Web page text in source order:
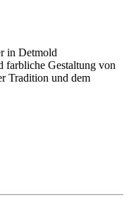
in Detmold
farbliche Gestaltung von
Tradition und dem